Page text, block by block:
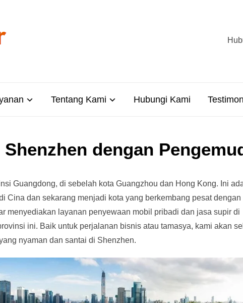
Tentang Kami Hubungi Kami
dengan
Guangdong, di sebelah kota Guangzhou dan Hong Kong. Ini
Cina dan sekarang menjadi kota yang berkembang pesat dengan
menyediakan layanan penyewaan mobil pribadi dan jasa supir di
ini. Baik untuk perjalanan bisnis atau tamasya, kami akan
nyaman dan santai di Shenzhen.